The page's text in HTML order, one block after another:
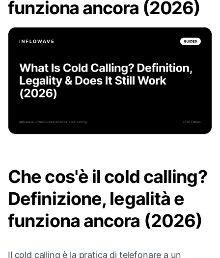
funziona ancora (2026)
Che cos'è il cold calling?
Definizione, legalità e
funziona ancora (2026)
Il cold calling è la pratica di telefonare a un